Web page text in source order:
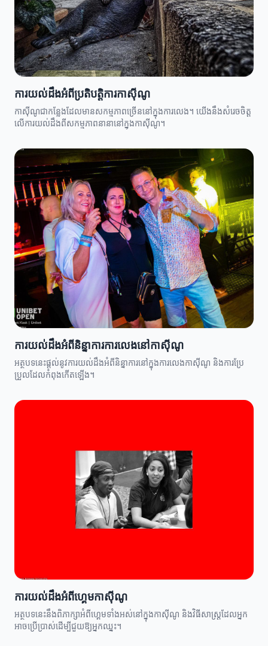
ការយល់ដឹងអំពីប្រតិបត្តិការកាស៊ីណូ
កាស៊ីណូជាកន្លែងដែលមានសកម្មភាពច្រើននៅក្នុងការលេង។ យើងនឹងសំរេចចិត្ត
លើការយល់ដឹងពីសកម្មភាពនានានៅក្នុងកាស៊ីណូ។
ការយល់ដឹងអំពីនិន្នាការការលេងនៅកាស៊ីណូ
អត្ថបទនេះផ្តល់នូវការយល់ដឹងអំពីនិន្នាការនៅក្នុងការលេងកាស៊ីណូ និងការប្រែ
ប្រួលដែលកំពុងកើតឡើង។
ការយល់ដឹងអំពីហ្គេមកាស៊ីណូ
អត្ថបទនេះនឹងពិភាក្សាអំពីហ្គេមទាំងអស់នៅក្នុងកាស៊ីណូ និងវិធីសាស្ត្រដែលអ្នក
អាចប្រើប្រាស់ដើម្បីជួយឱ្យអ្នកឈ្នះ។